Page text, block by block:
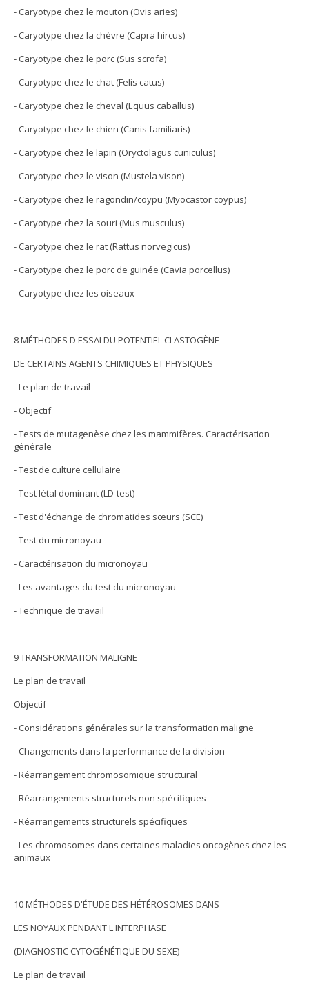
- Caryotype chez le mouton (Ovis aries)
- Caryotype chez la chèvre (Capra hircus)
- Caryotype chez le porc (Sus scrofa)
- Caryotype chez le chat (Felis catus)
- Caryotype chez le cheval (Equus caballus)
- Caryotype chez le chien (Canis familiaris)
- Caryotype chez le lapin (Oryctolagus cuniculus)
- Caryotype chez le vison (Mustela vison)
- Caryotype chez le ragondin/coypu (Myocastor coypus)
- Caryotype chez la souri (Mus musculus)
- Caryotype chez le rat (Rattus norvegicus)
- Caryotype chez le porc de guinée (Cavia porcellus)
- Caryotype chez les oiseaux
8 MÉTHODES D'ESSAI DU POTENTIEL CLASTOGÈNE
DE CERTAINS AGENTS CHIMIQUES ET PHYSIQUES
- Le plan de travail
- Objectif
- Tests de mutagenèse chez les mammifères. Caractérisation
générale
- Test de culture cellulaire
- Test létal dominant (LD-test)
- Test d'échange de chromatides sœurs (SCE)
- Test du micronoyau
- Caractérisation du micronoyau
- Les avantages du test du micronoyau
- Technique de travail
9 TRANSFORMATION MALIGNE
Le plan de travail
Objectif
- Considérations générales sur la transformation maligne
- Changements dans la performance de la division
- Réarrangement chromosomique structural
- Réarrangements structurels non spécifiques
- Réarrangements structurels spécifiques
- Les chromosomes dans certaines maladies oncogènes chez les
animaux
10 MÉTHODES D'ÉTUDE DES HÉTÉROSOMES DANS
LES NOYAUX PENDANT L'INTERPHASE
(DIAGNOSTIC CYTOGÉNÉTIQUE DU SEXE)
Le plan de travail